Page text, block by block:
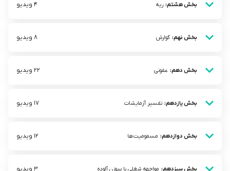
بخش هشتم: ریه 4 ویدیو
بخش نهم: گوارش 8 ویدیو
بخش دهم: عفونی 22 ویدیو
بخش یازدهم: تفسیر آزمایشات 17 ویدیو
بخش دوازدهم: مسمومیت‌ها 12 ویدیو
بخش سیزدهم: مواجهه شغلی با سوزن آلوده 3 ویدیو